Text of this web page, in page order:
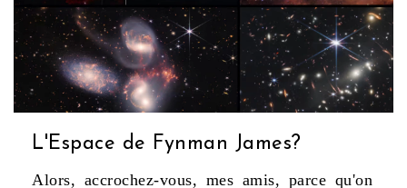
L'Espace de Fynman James?
Alors, accrochez-vous, mes amis, parce qu'on